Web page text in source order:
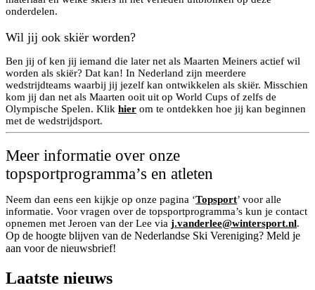
onderdelen.
Wil jij ook skiër worden?
Ben jij of ken jij iemand die later net als Maarten Meiners actief wil
worden als skiër? Dat kan! In Nederland zijn meerdere
wedstrijdteams waarbij jij jezelf kan ontwikkelen als skiër. Misschien
kom jij dan net als Maarten ooit uit op World Cups of zelfs de
Olympische Spelen. Klik hier om te ontdekken hoe jij kan beginnen
met de wedstrijdsport.
Meer informatie over onze
topsportprogramma’s en atleten
Neem dan eens een kijkje op onze pagina ‘Topsport’ voor alle
informatie. Voor vragen over de topsportprogramma’s kun je contact
opnemen met Jeroen van der Lee via j.vanderlee@wintersport.nl.
Op de hoogte blijven van de Nederlandse Ski Vereniging? Meld je
aan voor de nieuwsbrief!
Laatste nieuws